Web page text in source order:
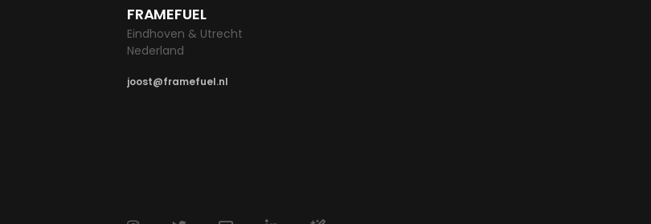
FRAMEFUEL
Eindhoven & Utrecht
Nederland
joost@framefuel.nl